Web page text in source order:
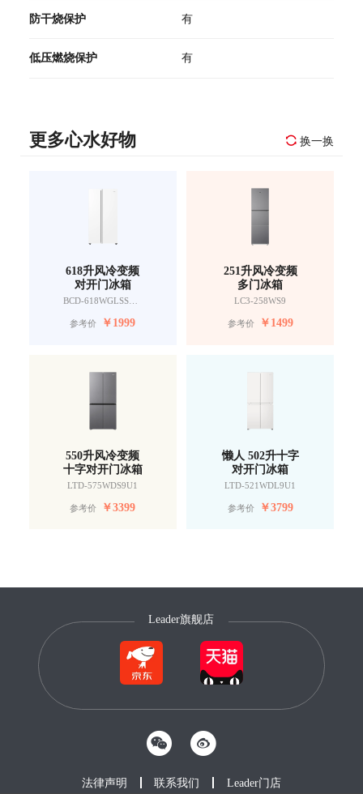
防干烧保护 有
低压燃烧保护 有
更多心水好物 换一换
618升风冷变频
对开门冰箱
BCD-618WGLSSEDW9
参考价 ￥1999
251升风冷变频
多门冰箱
LC3-258WS9
参考价 ￥1499
550升风冷变频
十字对开门冰箱
LTD-575WDS9U1
参考价 ￥3399
懒人 502升十字
对开门冰箱
LTD-521WDL9U1
参考价 ￥3799
Leader旗舰店
法律声明 联系我们 Leader门店